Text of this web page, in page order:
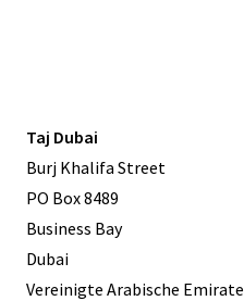
Taj Dubai
Burj Khalifa Street
PO Box 8489
Business Bay
Dubai
Vereinigte Arabische Emirate